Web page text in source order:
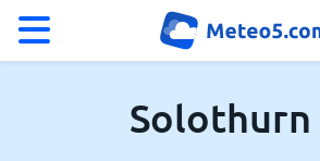
Solothurn